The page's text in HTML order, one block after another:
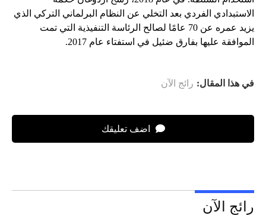
الاستبدادي الفردي بعد التخلي عن النظام البرلماني التركي الذي
يزيد عمره عن 70 عامًا لصالح الرئاسة التنفيذية التي تمت
الموافقة عليها بفارق ضئيل في استفتاء عام 2017.
في هذا المقال: رائج الآن
اضف تعليقك
رائج الآن